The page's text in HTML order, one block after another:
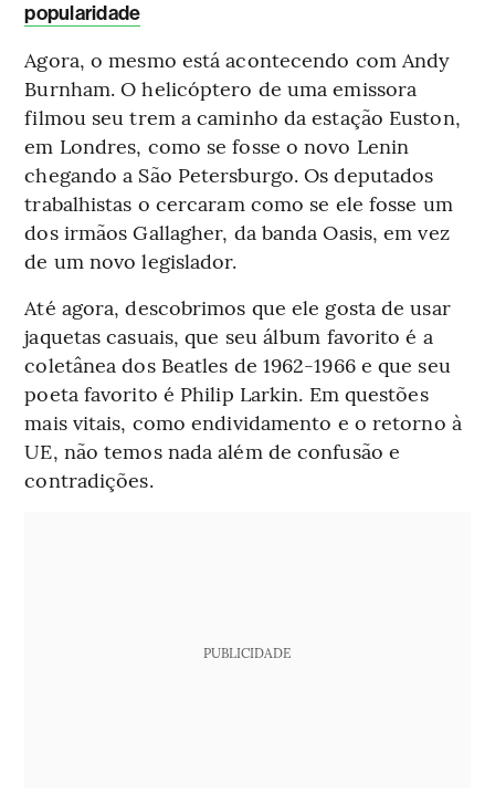
popularidade
Agora, o mesmo está acontecendo com Andy
Burnham. O helicóptero de uma emissora
filmou seu trem a caminho da estação Euston,
em Londres, como se fosse o novo Lenin
chegando a São Petersburgo. Os deputados
trabalhistas o cercaram como se ele fosse um
dos irmãos Gallagher, da banda Oasis, em vez
de um novo legislador.
Até agora, descobrimos que ele gosta de usar
jaquetas casuais, que seu álbum favorito é a
coletânea dos Beatles de 1962-1966 e que seu
poeta favorito é Philip Larkin. Em questões
mais vitais, como endividamento e o retorno à
UE, não temos nada além de confusão e
contradições.
PUBLICIDADE